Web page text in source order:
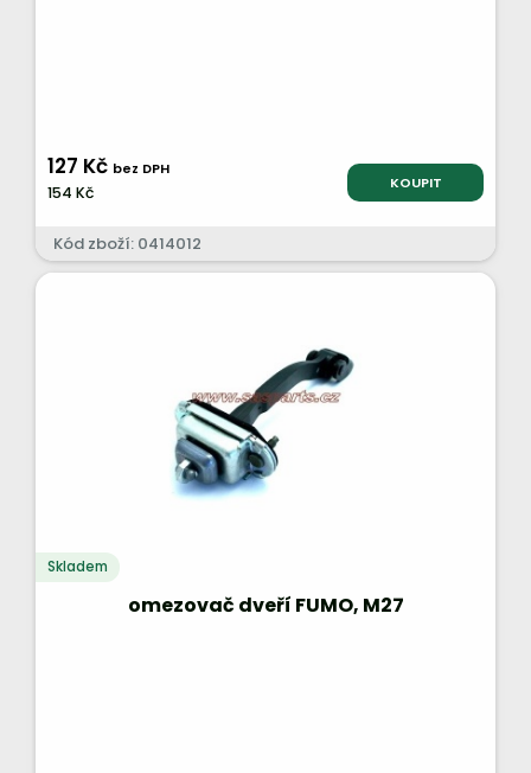
127 Kč bez DPH
154 Kč KOUPIT
Kód zboží: 0414012
Skladem
omezovač dveří FUMO, M27